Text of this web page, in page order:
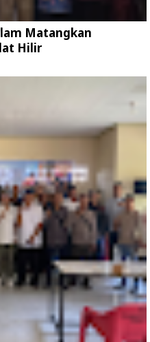
Matangkan
Hilir